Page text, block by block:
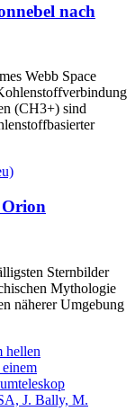
nach
Webb Space
(CH3+) sind
Orion
Sternbilder
Mythologie
näherer Umgebung